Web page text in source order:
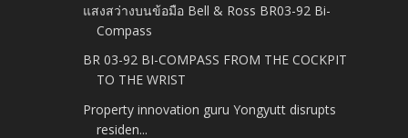
แสงสว่างบนข้อมือ Bell & Ross BR03-92 Bi-
Compass
BR 03-92 BI-COMPASS FROM THE COCKPIT
TO THE WRIST
Property innovation guru Yongyutt disrupts
residen...